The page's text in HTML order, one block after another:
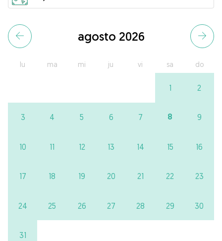
agosto 2026
lu ma mi ju vi sa do
1 2
3 4 5 6 7 8 9
10 11 12 13 14 15 16
17 18 19 20 21 22 23
24 25 26 27 28 29 30
31